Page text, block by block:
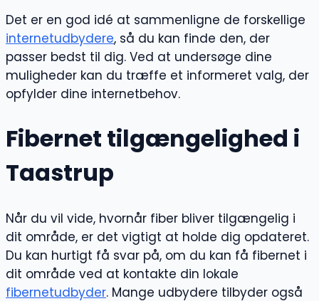
Det er en god idé at sammenligne de forskellige
internetudbydere, så du kan finde den, der
passer bedst til dig. Ved at undersøge dine
muligheder kan du træffe et informeret valg, der
opfylder dine internetbehov.
Fibernet tilgængelighed i
Taastrup
Når du vil vide, hvornår fiber bliver tilgængelig i
dit område, er det vigtigt at holde dig opdateret.
Du kan hurtigt få svar på, om du kan få fibernet i
dit område ved at kontakte din lokale
fibernetudbyder. Mange udbydere tilbyder også